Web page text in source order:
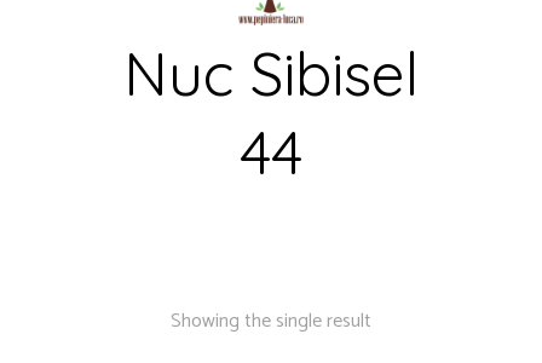
Nuc Sibisel
44
Showing the single result